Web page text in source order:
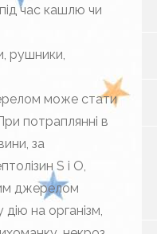
час кашлю чи
рушники,
може стати
потраплянні в
за
S і O,
джерелом
на організм,